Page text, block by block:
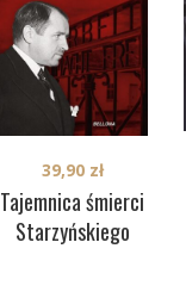
Tajemnica śmierci
Starzyńskiego
39,90 zł